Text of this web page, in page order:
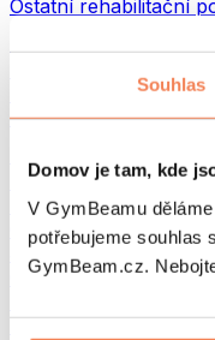
Souhlas
Domov je tam, kde
V GymBeamu
potřebujeme souhlas
GymBeam.cz.
Ostatní rehabilitační
Batohy
Běh
Bojové sporty
Cyklistika
Jóga a pilates
Otužování
Turistika